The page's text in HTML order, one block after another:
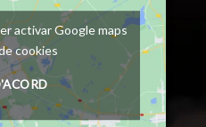
activar Google maps
cookies